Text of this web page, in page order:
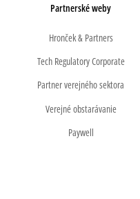
Partnerské weby
Hronček & Partners
Tech Regulatory Corporate
Partner verejného sektora
Verejné obstarávanie
Paywell